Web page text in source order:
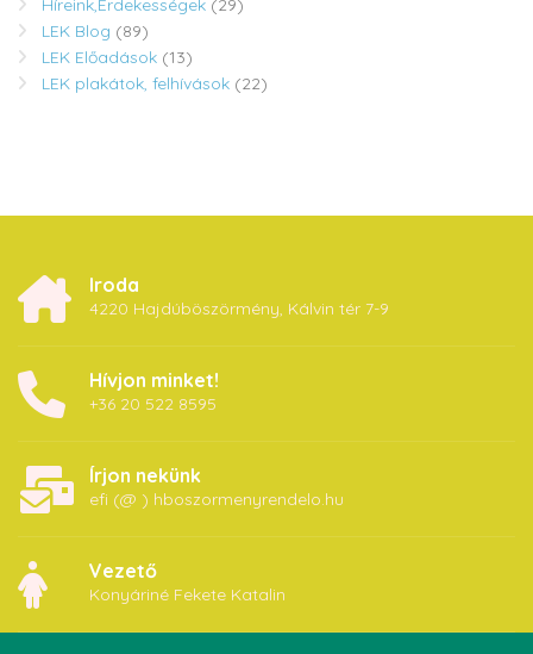
Híreink,Érdekességek (29)
LEK Blog (89)
LEK Előadások (13)
LEK plakátok, felhívások (22)
Iroda
4220 Hajdúböszörmény, Kálvin tér 7-9
Hívjon minket!
+36 20 522 8595
Írjon nekünk
efi (@ ) hboszormenyrendelo.hu
Vezető
Konyáriné Fekete Katalin